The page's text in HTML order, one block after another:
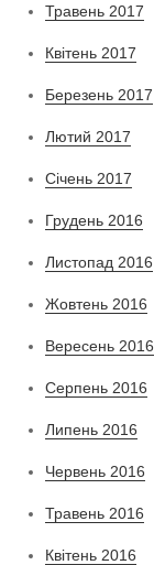
Травень 2017
Квітень 2017
Березень 2017
Лютий 2017
Січень 2017
Грудень 2016
Листопад 2016
Жовтень 2016
Вересень 2016
Серпень 2016
Липень 2016
Червень 2016
Травень 2016
Квітень 2016